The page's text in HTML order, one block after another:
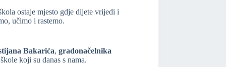
ostaje mjesto gdje dijete vrijedi i
učimo i rastemo.
Bakarića, gradonačelnika
koji su danas s nama.